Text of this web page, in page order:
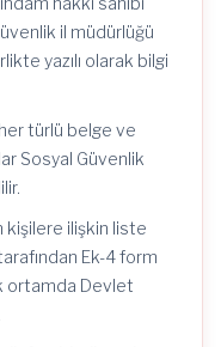
il müdürlüğü
yazılı olarak bilgi
türlü belge ve
Sosyal Güvenlik
kişilere ilişkin liste
Ek-4 form
ortamda Devlet